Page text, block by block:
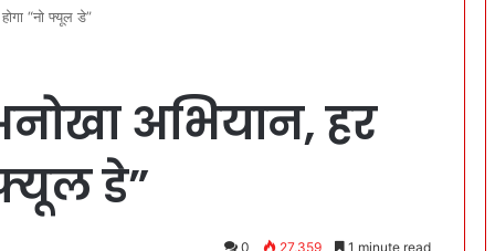
“नो फ्यूल डे”
अभियान, हर
डे”
0 27,359 1 minute read